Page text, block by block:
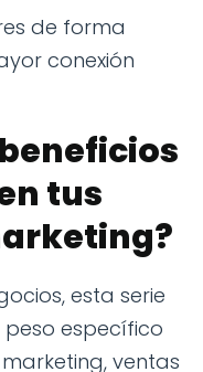
de forma
conexión
tus
esta serie
específico
ventas